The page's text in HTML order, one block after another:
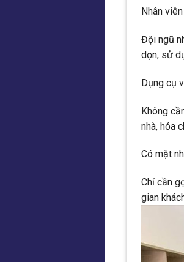
Nhân
Đội ngũ
dọn, sử
Dụng cụ
Không
nhà, hóa
Có mặt
Chỉ cần
gian